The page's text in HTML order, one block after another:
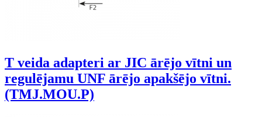
T veida adapteri ar JIC ārējo vītni un
regulējamu UNF ārējo apakšējo vītni.
(TMJ.MOU.P)